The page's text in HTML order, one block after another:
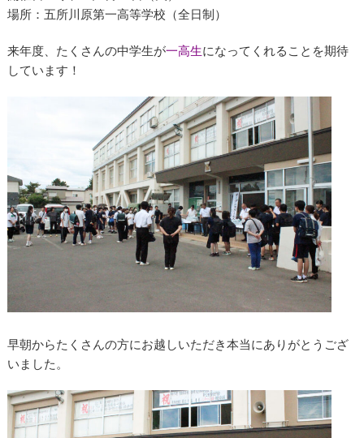
場所：五所川原第一高等学校（全日制）
来年度、たくさんの中学生が一高生になってくれることを期待
しています！
早朝からたくさんの方にお越しいただき本当にありがとうござ
いました。